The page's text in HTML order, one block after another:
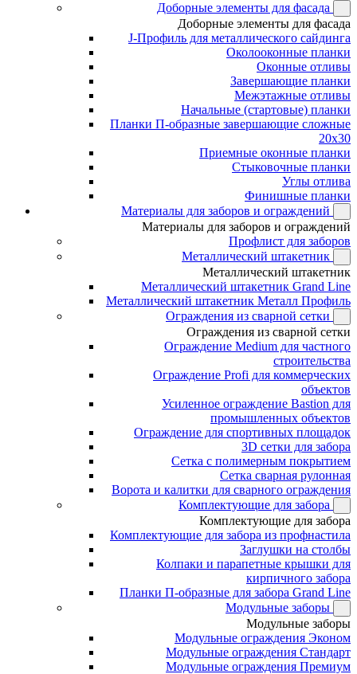
Доборные элементы для фасада
Доборные элементы для фасада
J-Профиль для металлического сайдинга
Околооконные планки
Оконные отливы
Завершающие планки
Межэтажные отливы
Начальные (стартовые) планки
Планки П-образные завершающие сложные
20x30
Приемные оконные планки
Стыковочные планки
Углы отлива
Финишные планки
Материалы для заборов и ограждений
Материалы для заборов и ограждений
Профлист для заборов
Металлический штакетник
Металлический штакетник
Металлический штакетник Grand Line
Металлический штакетник Металл Профиль
Ограждения из сварной сетки
Ограждения из сварной сетки
Ограждение Medium для частного
строительства
Ограждение Profi для коммерческих
объектов
Усиленное ограждение Bastion для
промышленных объектов
Ограждение для спортивных площадок
3D сетки для забора
Сетка с полимерным покрытием
Сетка сварная рулонная
Ворота и калитки для сварного ограждения
Комплектующие для забора
Комплектующие для забора
Комплектующие для забора из профнастила
Заглушки на столбы
Колпаки и парапетные крышки для
кирпичного забора
Планки П-образные для забора Grand Line
Модульные заборы
Модульные заборы
Модульные ограждения Эконом
Модульные ограждения Стандарт
Модульные ограждения Премиум